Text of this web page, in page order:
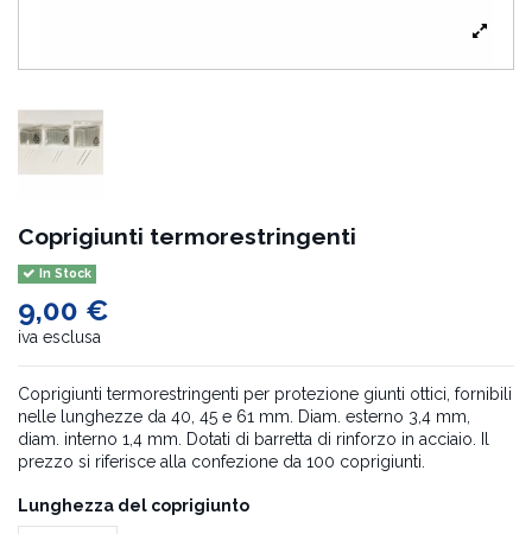
Coprigiunti termorestringenti
In Stock
9,00 €
iva esclusa
Coprigiunti termorestringenti per protezione giunti ottici, fornibili
nelle lunghezze da 40, 45 e 61 mm. Diam. esterno 3,4 mm,
diam. interno 1,4 mm. Dotati di barretta di rinforzo in acciaio. Il
prezzo si riferisce alla confezione da 100 coprigiunti.
Lunghezza del coprigiunto